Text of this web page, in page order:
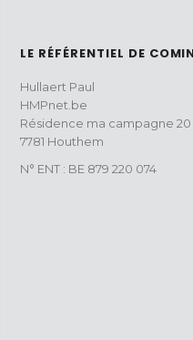
LE RÉFÉRENTIEL DE
Hullaert Paul
HMPnet.be
Résidence ma campagne 20
7781 Houthem
N° ENT : BE 879 220 074